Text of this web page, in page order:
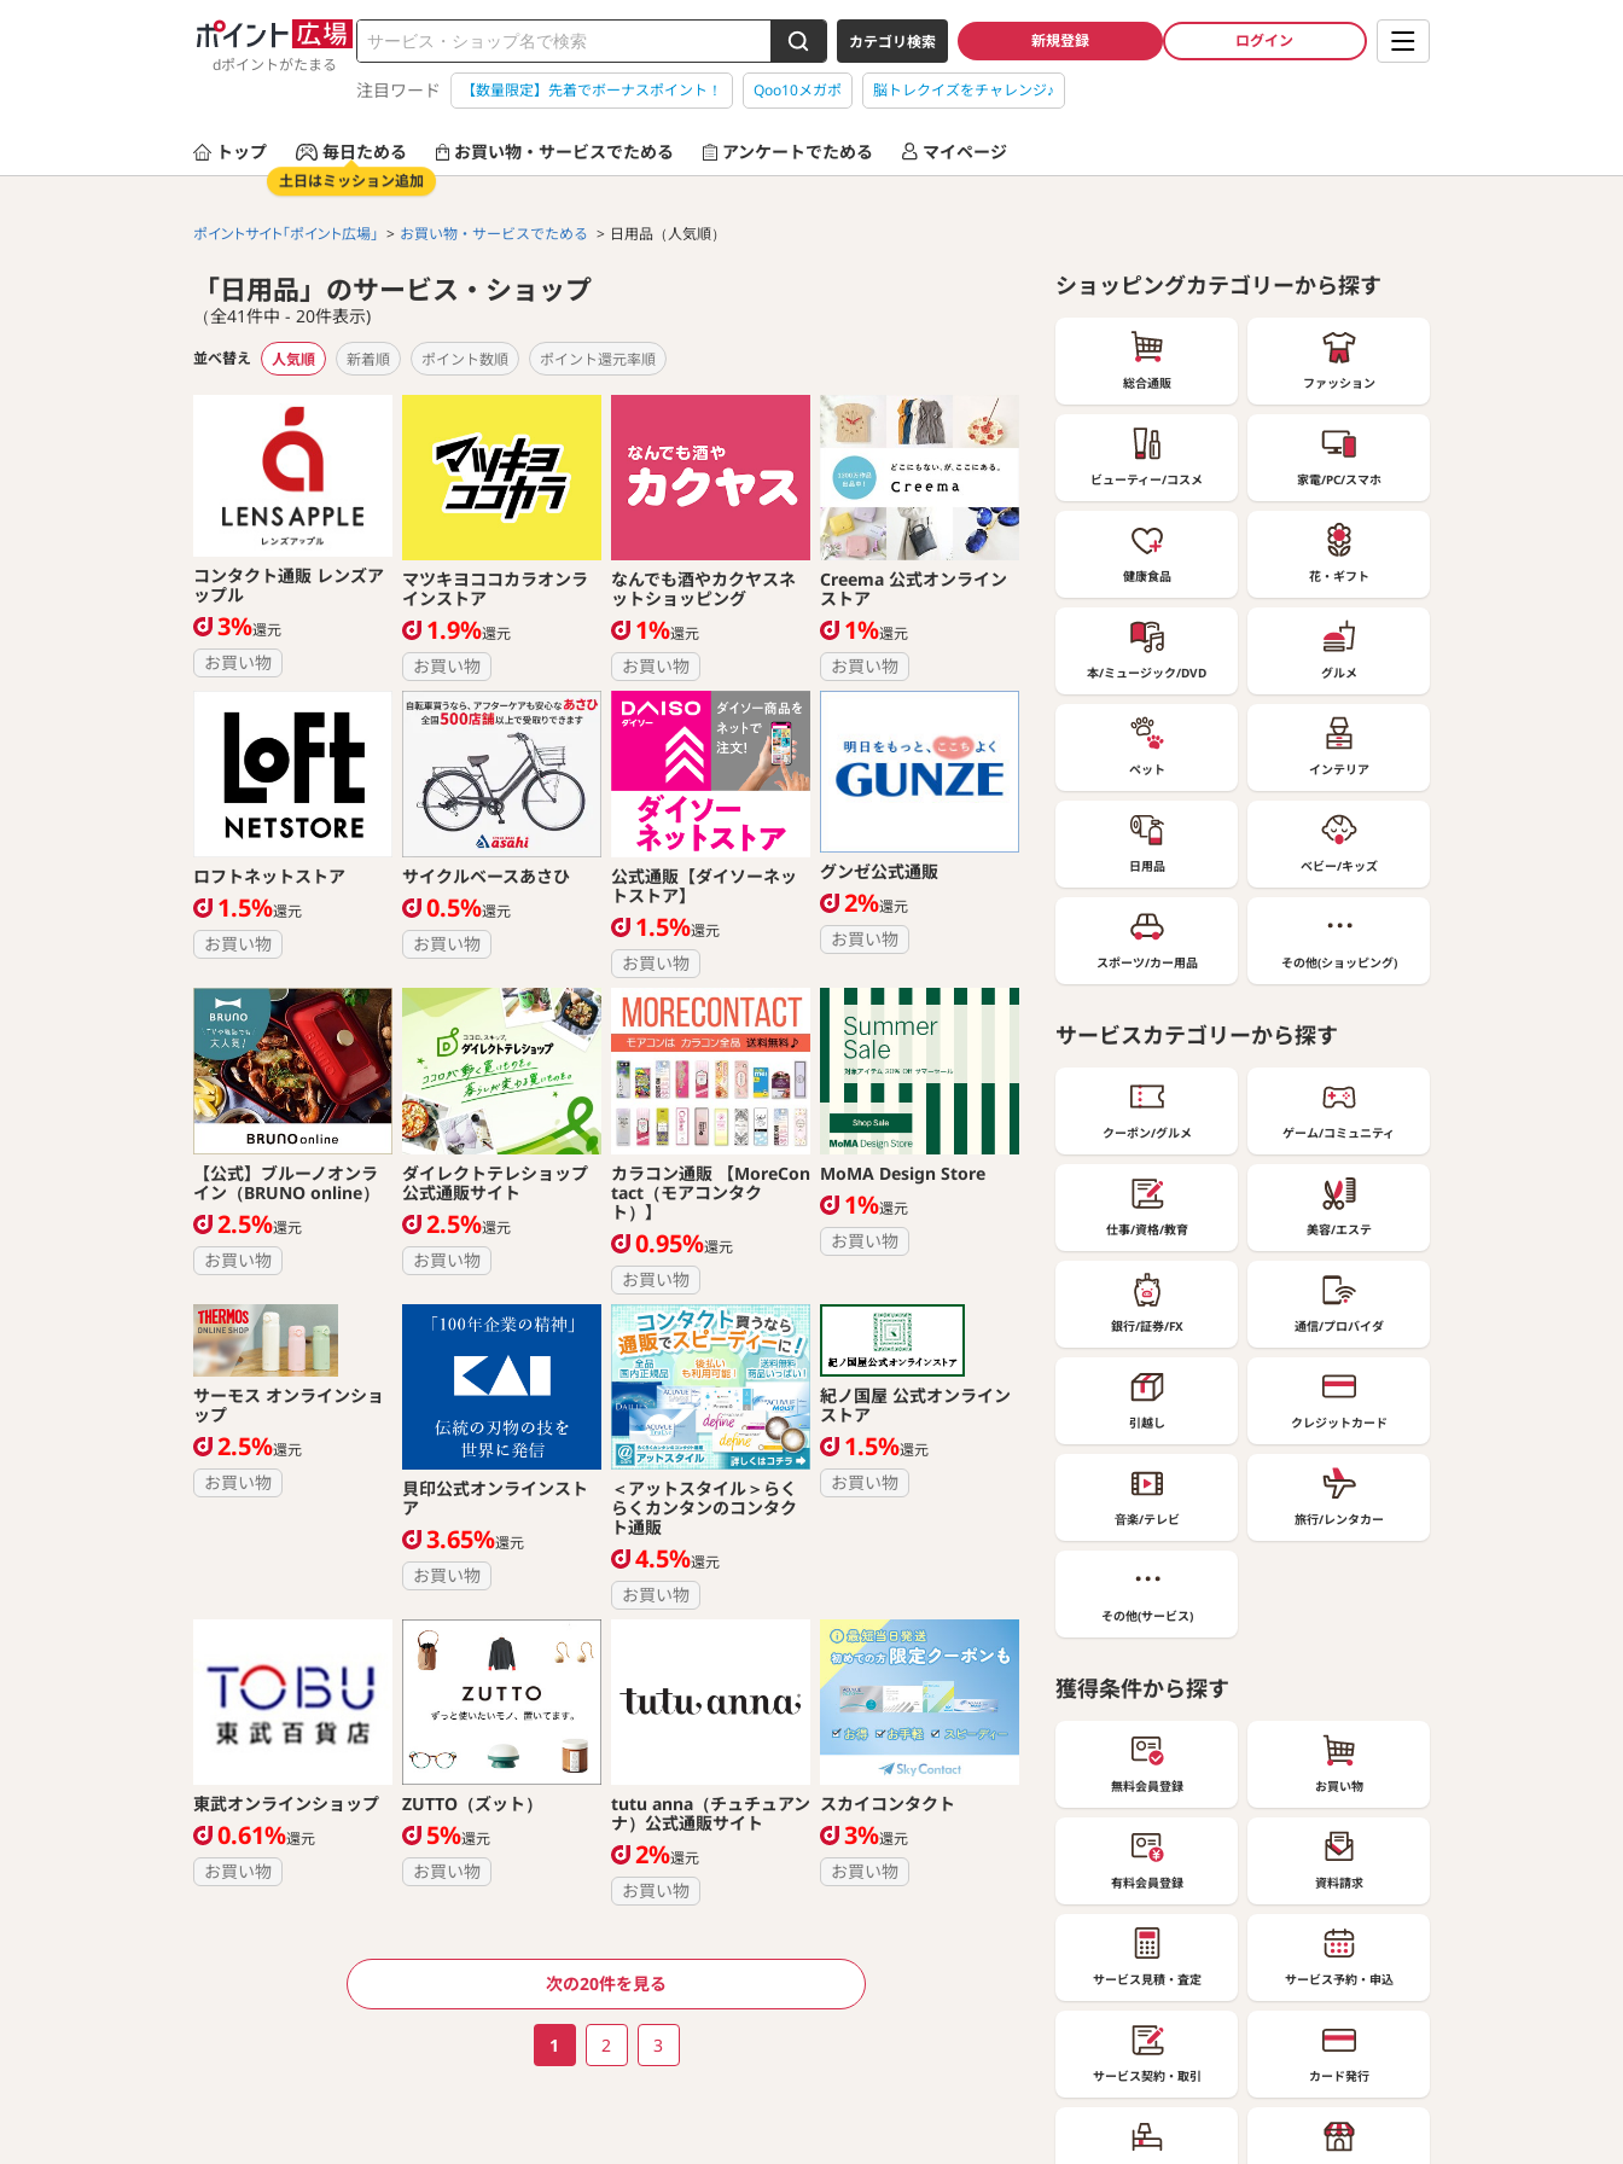
dポイントがたまる
カテゴリ検索 新規登録 ログイン
注目ワード 【数量限定】先着でボーナスポイント！ Qoo10メガポ 脳トレクイズをチャレンジ♪
トップ 毎日ためる
土日はミッション追加
お買い物・サービスでためる アンケートでためる マイページ
ポイントサイト「ポイント広場」 お買い物・サービスでためる 日用品（人気順）
「日用品」のサービス・ショップ
（全41件中 - 20件表示)
並べ替え 人気順 新着順 ポイント数順 ポイント還元率順
コンタクト通販 レンズア
ップル
3%還元
お買い物
マツキヨココカラオンラ
インストア
1.9%還元
お買い物
なんでも酒やカクヤスネ
ットショッピング
1%還元
お買い物
Creema 公式オンライン
ストア
1%還元
お買い物
ロフトネットストア
1.5%還元
お買い物
サイクルベースあさひ
0.5%還元
お買い物
公式通販【ダイソーネッ
トストア】
1.5%還元
お買い物
グンゼ公式通販
2%還元
お買い物
【公式】ブルーノオンラ
イン（BRUNO online）
2.5%還元
お買い物
ダイレクトテレショップ
公式通販サイト
2.5%還元
お買い物
カラコン通販 【MoreCon
tact（モアコンタク
ト）】
0.95%還元
お買い物
MoMA Design Store
1%還元
お買い物
サーモス オンラインショ
ップ
2.5%還元
お買い物
貝印公式オンラインスト
ア
3.65%還元
お買い物
＜アットスタイル＞らく
らくカンタンのコンタク
ト通販
4.5%還元
お買い物
紀ノ国屋 公式オンライン
ストア
1.5%還元
お買い物
東武オンラインショップ
0.61%還元
お買い物
ZUTTO（ズット）
5%還元
お買い物
tutu anna（チュチュアン
ナ）公式通販サイト
2%還元
お買い物
スカイコンタクト
3%還元
お買い物
次の20件を見る
1 2 3
ショッピングカテゴリーから探す
総合通販 ファッション
ビューティー/コスメ 家電/PC/スマホ
健康食品 花・ギフト
本/ミュージック/DVD グルメ
ペット インテリア
日用品 ベビー/キッズ
スポーツ/カー用品 その他(ショッピング)
サービスカテゴリーから探す
クーポン/グルメ ゲーム/コミュニティ
仕事/資格/教育 美容/エステ
銀行/証券/FX 通信/プロバイダ
引越し クレジットカード
音楽/テレビ 旅行/レンタカー
その他(サービス)
獲得条件から探す
無料会員登録 お買い物
有料会員登録 資料請求
サービス見積・査定 サービス予約・申込
サービス契約・取引 カード発行